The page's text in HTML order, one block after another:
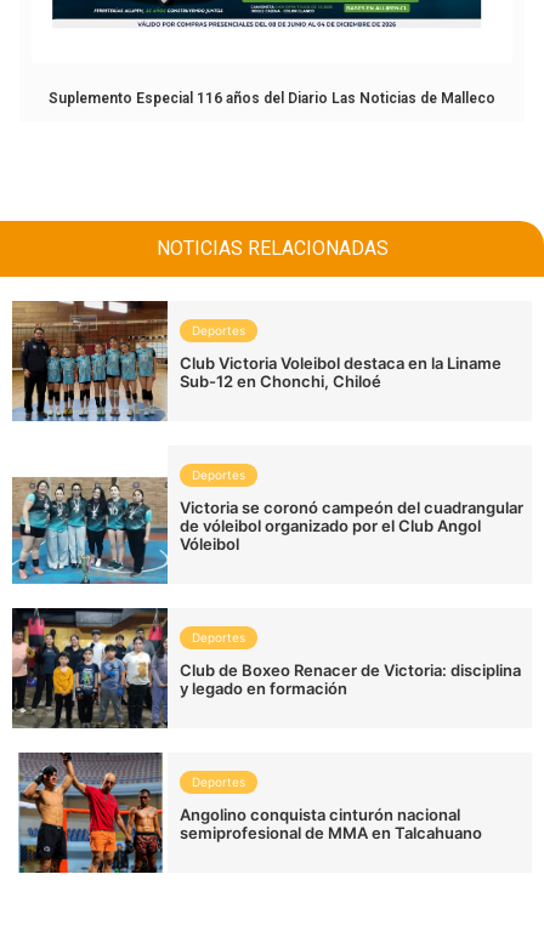
Suplemento Especial 116 años del Diario Las Noticias de Malleco
NOTICIAS RELACIONADAS
Deportes
Club Victoria Voleibol destaca en la Liname
Sub-12 en Chonchi, Chiloé
Deportes
Victoria se coronó campeón del cuadrangular
de vóleibol organizado por el Club Angol
Vóleibol
Deportes
Club de Boxeo Renacer de Victoria: disciplina
y legado en formación
Deportes
Angolino conquista cinturón nacional
semiprofesional de MMA en Talcahuano